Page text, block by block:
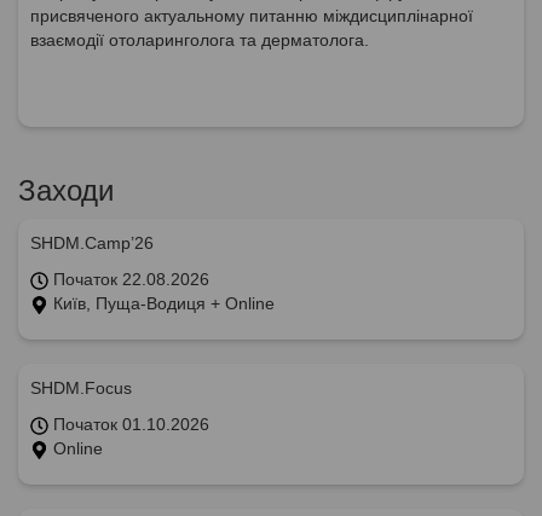
присвяченого актуальному питанню міждисциплінарної
взаємодії отоларинголога та дерматолога.
Заходи
SHDM.Camp’26
Початок 22.08.2026
Київ, Пуща-Водиця + Online
SHDM.Focus
Початок 01.10.2026
Online